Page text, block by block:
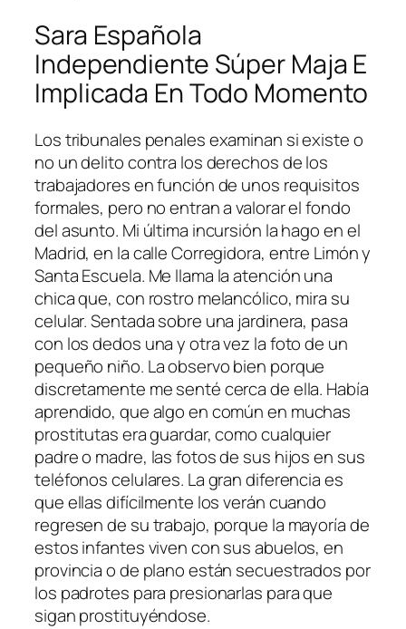
Sara Española
Independiente Súper Maja E
Implicada En Todo Momento
Los tribunales penales examinan si existe o
no un delito contra los derechos de los
trabajadores en función de unos requisitos
formales, pero no entran a valorar el fondo
del asunto. Mi última incursión la hago en el
Madrid, en la calle Corregidora, entre Limón y
Santa Escuela. Me llama la atención una
chica que, con rostro melancólico, mira su
celular. Sentada sobre una jardinera, pasa
con los dedos una y otra vez la foto de un
pequeño niño. La observo bien porque
discretamente me senté cerca de ella. Había
aprendido, que algo en común en muchas
prostitutas era guardar, como cualquier
padre o madre, las fotos de sus hijos en sus
teléfonos celulares. La gran diferencia es
que ellas difícilmente los verán cuando
regresen de su trabajo, porque la mayoría de
estos infantes viven con sus abuelos, en
provincia o de plano están secuestrados por
los padrotes para presionarlas para que
sigan prostituyéndose.